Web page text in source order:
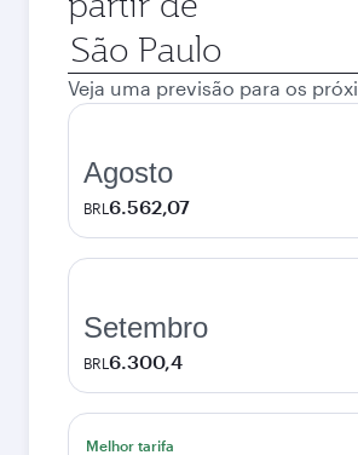
Cidade
de
origem
Veja uma previsão para os
Agosto
BRL 6.562,07
Setembro
BRL 6.300,4
Melhor tarifa